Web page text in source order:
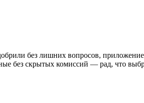
без лишних вопросов,
без скрытых комиссий — рад, что